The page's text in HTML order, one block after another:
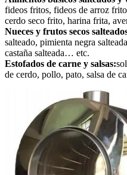
fideos fritos, fideos de arroz
cerdo seco frito, harina frita,
Nueces y frutos secos
salteado, pimienta negra
castaña salteada… etc.
Estofados de carne y salsas:
de cerdo, pollo, pato, salsa de